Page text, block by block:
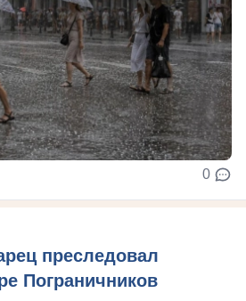
0
преследовал
Пограничников